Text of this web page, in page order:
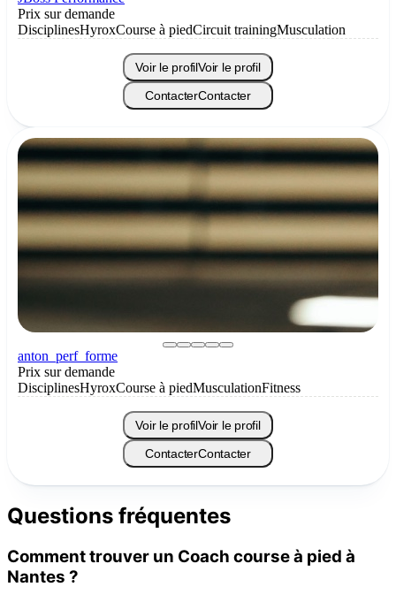
Prix sur demande
DisciplinesHyroxCourse à piedCircuit trainingMusculation
Voir le profilVoir le profil
ContacterContacter
anton_perf_forme
Prix sur demande
DisciplinesHyroxCourse à piedMusculationFitness
Voir le profilVoir le profil
ContacterContacter
Questions fréquentes
Comment trouver un Coach course à pied à
Nantes ?